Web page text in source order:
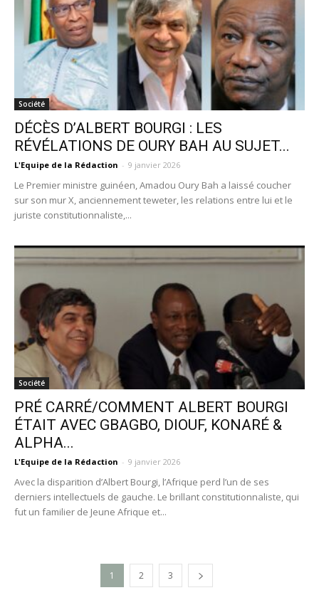
Société
DÉCÈS D’ALBERT BOURGI : LES
RÉVÉLATIONS DE OURY BAH AU SUJET...
L'Equipe de la Rédaction - 9 janvier 2026
Le Premier ministre guinéen, Amadou Oury Bah a laissé coucher
sur son mur X, anciennement teweter, les relations entre lui et le
juriste constitutionnaliste,...
Société
PRÉ CARRÉ/COMMENT ALBERT BOURGI
ÉTAIT AVEC GBAGBO, DIOUF, KONARÉ &
ALPHA...
L'Equipe de la Rédaction - 9 janvier 2026
Avec la disparition d’Albert Bourgi, l’Afrique perd l’un de ses
derniers intellectuels de gauche. Le brillant constitutionnaliste, qui
fut un familier de Jeune Afrique et...
1 2 3